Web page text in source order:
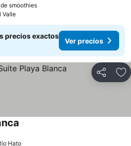
smoothiesVer precios
Valle
precios exactos
Ver precios
Compartir
Hato